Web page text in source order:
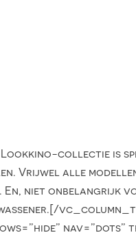
collectie is
Vrijwel alle
En, niet